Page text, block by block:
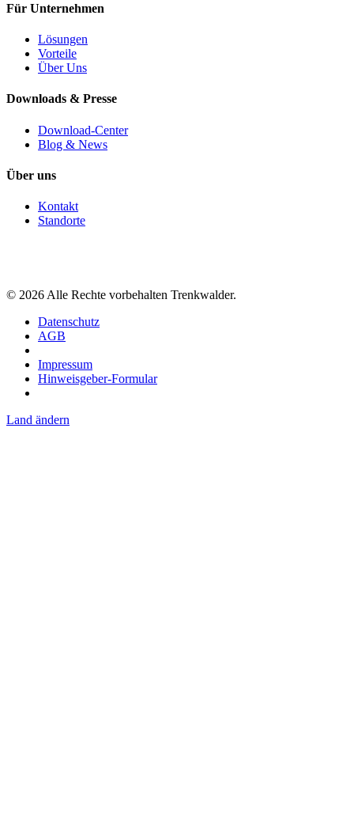
Für Unternehmen
Lösungen
Vorteile
Über Uns
Downloads & Presse
Download-Center
Blog & News
Über uns
Kontakt
Standorte
© 2026 Alle Rechte vorbehalten Trenkwalder.
Datenschutz
AGB
Impressum
Hinweisgeber-Formular
Land ändern